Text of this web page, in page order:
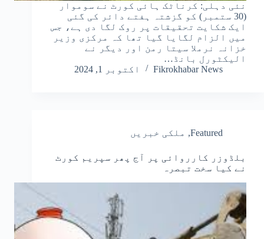
نئی دہلی: کرناٹک ہائی کورٹ نے سوموار
(30 ستمبر) کو گزشتہ ہفتے دائر کی گئی
ایک شکایت تحقیقات پر روک لگا دی ہے، جس
میں الزام لگایا گیا تھا کہ مرکزی وزیر
خزانہ نرملا سیتا رمن اور دیگر نے
الیکٹورل بانڈ…
Fikrokhabar News
اکتوبر 1, 2024
Featured
, ملکی خبریں
بلڈوزر کارروائی پر آج پھر سپریم کورٹ
نے کیا سخت تبصرہ